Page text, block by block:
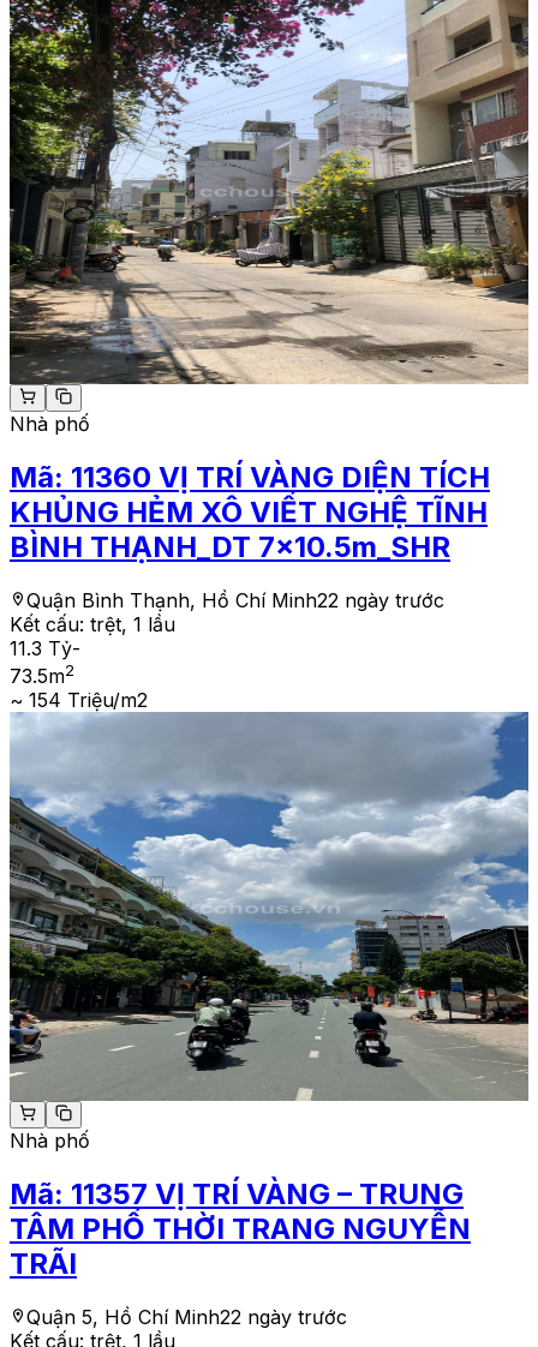
Nhà phố
Mã: 11360 VỊ TRÍ VÀNG DIỆN TÍCH
KHỦNG HẺM XÔ VIẾT NGHỆ TĨNH
BÌNH THẠNH_DT 7x10.5m_SHR
Quận Bình Thạnh, Hồ Chí Minh22 ngày trước
Kết cấu: trệt, 1 lầu
11.3 Tỷ-
73.5m2
~ 154 Triệu/m2
Nhà phố
Mã: 11357 VỊ TRÍ VÀNG – TRUNG
TÂM PHỐ THỜI TRANG NGUYỄN
TRÃI
Quận 5, Hồ Chí Minh22 ngày trước
Kết cấu: trệt, 1 lầu